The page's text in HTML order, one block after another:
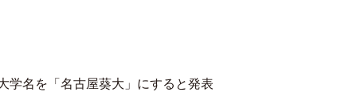
名を「名古屋葵大」にすると発表